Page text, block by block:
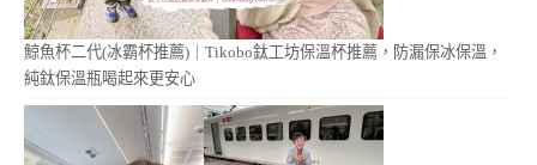
鯨魚杯二代(冰霸杯推薦)｜Tikobo鈦工坊保溫杯推薦，防漏保冰保溫，
純鈦保溫瓶喝起來更安心